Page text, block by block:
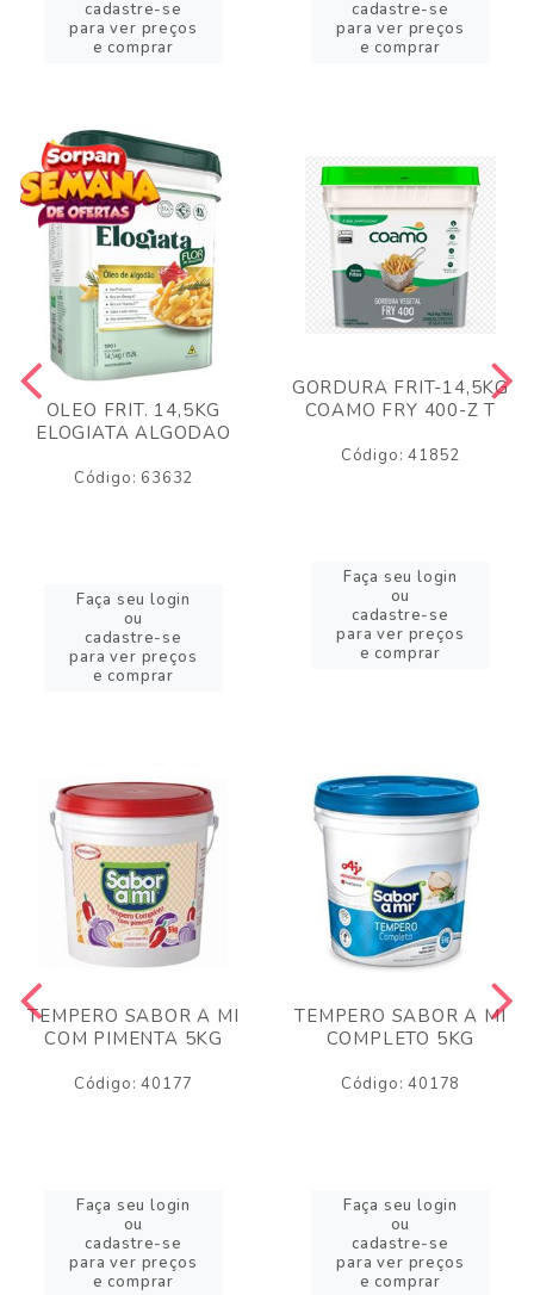
cadastre-se
para ver preços
e comprar
cadastre-se
para ver preços
e comprar
OLEO FRIT. 14,5KG
ELOGIATA ALGODAO
Código: 63632
Faça seu login
ou
cadastre-se
para ver preços
e comprar
GORDURA FRIT-14,5KG
COAMO FRY 400-Z T
Código: 41852
Faça seu login
ou
cadastre-se
para ver preços
e comprar
TEMPERO SABOR A MI
COM PIMENTA 5KG
Código: 40177
Faça seu login
ou
cadastre-se
para ver preços
e comprar
TEMPERO SABOR A MI
COMPLETO 5KG
Código: 40178
Faça seu login
ou
cadastre-se
para ver preços
e comprar